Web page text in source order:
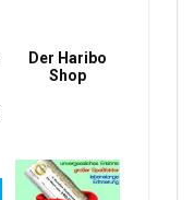
Der Haribo
Shop